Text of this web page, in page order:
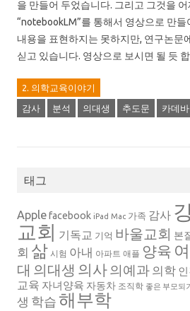
을 만들어 두었습니다. 그리고 그것을 어
“notebookLM”를 통해서 영상으로 만들
내용을 표현하지는 못하지만, 연구논문
싣고 있습니다. 영상으로 보시면 될 듯
2. 의학교육이야기
감사 분석 의대생 추도문 카데
태그
Applefacebook iPad Mac 가족 감사
교회 기독교 기억 바울교회 본
회 삶 시험 아내 아파트 애플 양육
대 의대생 의사의예과 의학
교육 자녀양육 자동차 조직학 좋은 부모되
생 학습 해부학